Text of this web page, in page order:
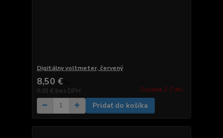
Digitálny voltmeter, červený
8,50 €
6,91 € bez DPH Zvyčajne 2-7 dni.
Pridať do košíka